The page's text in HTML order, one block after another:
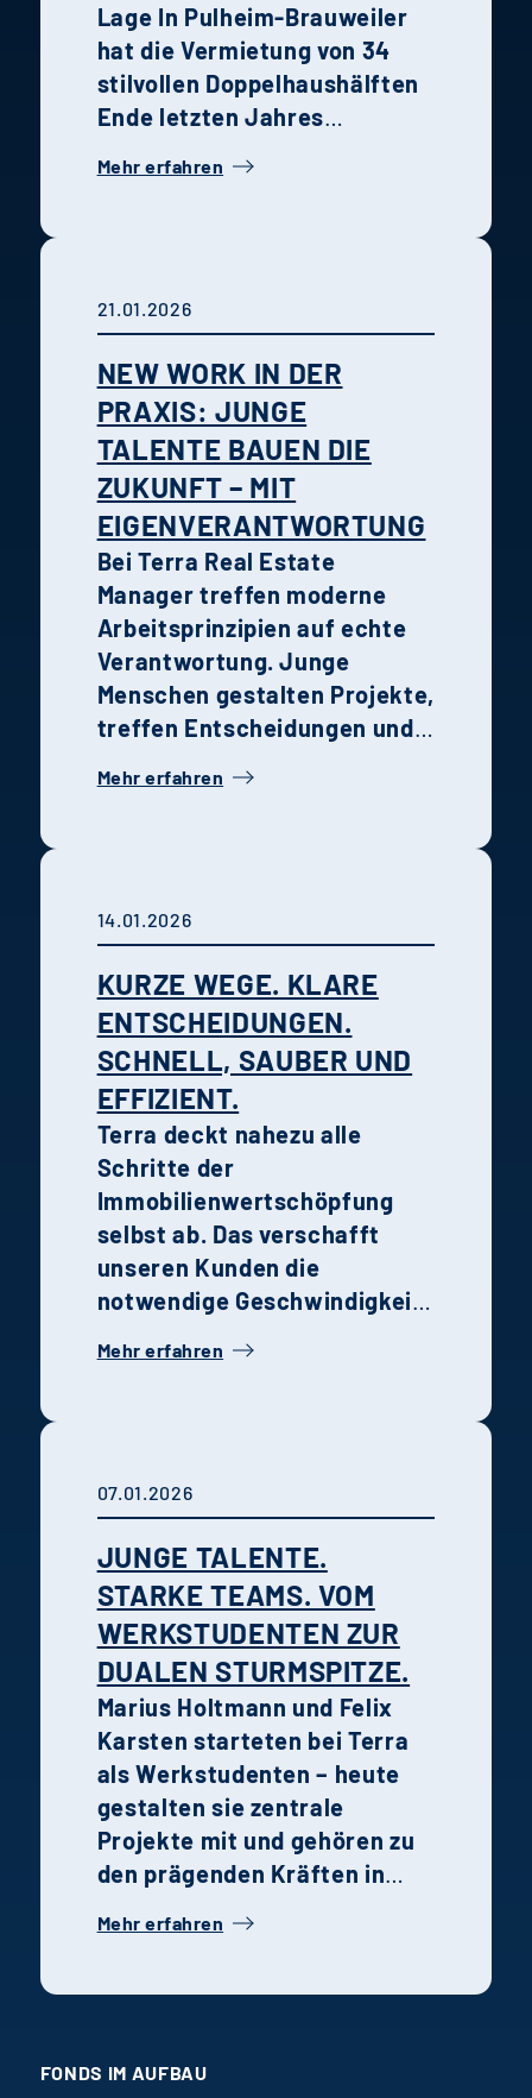
Lage In Pulheim-Brauweiler
hat die Vermietung von 34
stilvollen Doppelhaushälften
Ende letzten Jahres
aus moderner Architektur,
Wohnort für Familien und
und entspannt wohnen.
Mehr erfahren
21.01.2026
NEW WORK IN DER
PRAXIS: JUNGE
TALENTE BAUEN DIE
ZUKUNFT – MIT
EIGENVERANTWORTUNG
Bei Terra Real Estate
Manager treffen moderne
Arbeitsprinzipien auf echte
Verantwortung. Junge
Menschen gestalten Projekte,
treffen Entscheidungen und
anderswo könnten. Die
Unternehmenskultur und
Unternehmen
zusammenwirken.
Mehr erfahren
14.01.2026
KURZE WEGE. KLARE
ENTSCHEIDUNGEN.
SCHNELL, SAUBER UND
EFFIZIENT.
Terra deckt nahezu alle
Schritte der
Immobilienwertschöpfung
selbst ab. Das verschafft
unseren Kunden die
notwendige Geschwindigkeit,
der Entwicklung, Steuerung
Mehr erfahren
07.01.2026
JUNGE TALENTE.
STARKE TEAMS. VOM
WERKSTUDENTEN ZUR
DUALEN STURMSPITZE.
Marius Holtmann und Felix
Karsten starteten bei Terra
als Werkstudenten – heute
gestalten sie zentrale
Projekte mit und gehören zu
den prägenden Kräften in
Fachbereichen. Ihre
und ansteigenden Lernkurven
Mehr erfahren
FONDS IM AUFBAU